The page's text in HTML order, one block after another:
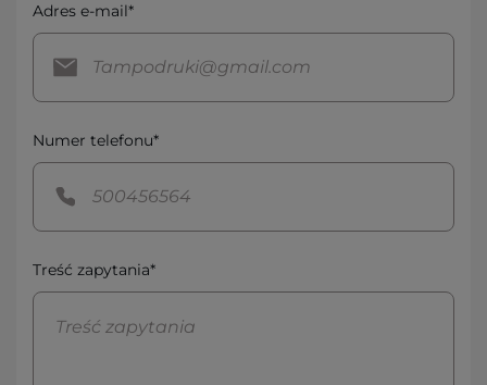
Adres e-mail*
Numer telefonu*
Treść zapytania*